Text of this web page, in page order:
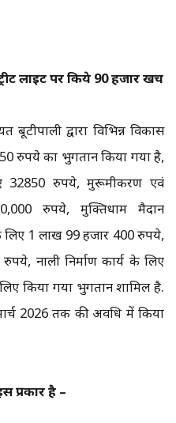
लाइट पर किये 90 हजार खर्च
द्वारा विभिन्न विकास
रुपये का भुगतान किया गया है,
32850 रुपये, मुरूमीकरण एवं
रुपये, मुक्तिधाम मैदान
लिए 1 लाख 99 हजार 400 रुपये,
नाली निर्माण कार्य के लिए
किया गया भुगतान शामिल है.
2026 तक की अवधि में किया
प्रकार है –